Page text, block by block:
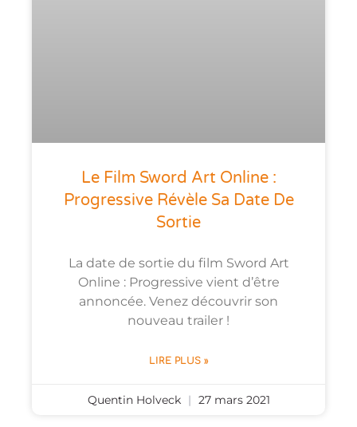
Le Film Sword Art Online :
Progressive Révèle Sa Date De
Sortie
La date de sortie du film Sword Art
Online : Progressive vient d’être
annoncée. Venez découvrir son
nouveau trailer !
LIRE PLUS »
Quentin Holveck 27 mars 2021